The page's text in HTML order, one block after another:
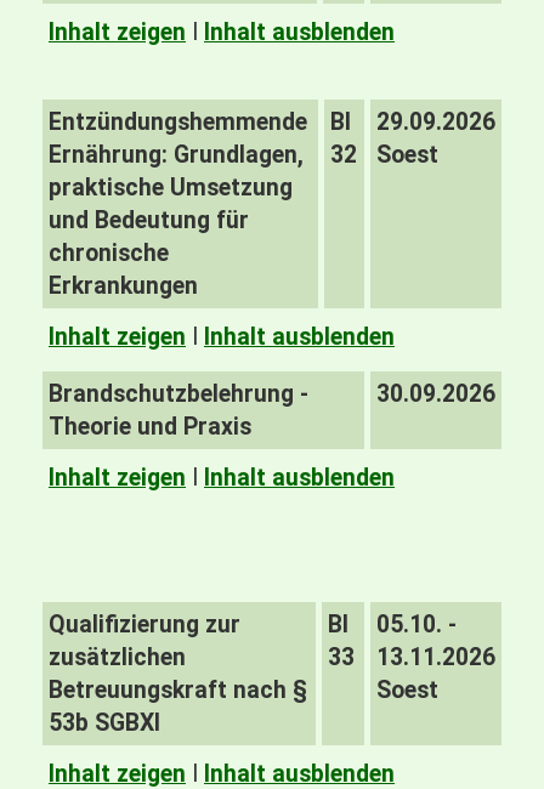
Inhalt zeigen Inhalt ausblenden
Entzündungshemmende
Ernährung: Grundlagen,
praktische Umsetzung
und Bedeutung für
chronische
Erkrankungen
BI
32
29.09.2026
Soest
Inhalt zeigen Inhalt ausblenden
Brandschutzbelehrung -
Theorie und Praxis
30.09.2026
Inhalt zeigen Inhalt ausblenden
Qualifizierung zur
zusätzlichen
Betreuungskraft nach §
53b SGBXI
BI
33
05.10. -
13.11.2026
Soest
Inhalt zeigen Inhalt ausblenden